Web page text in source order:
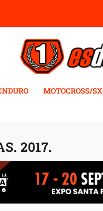
MOTOCROSS/SX
2017.